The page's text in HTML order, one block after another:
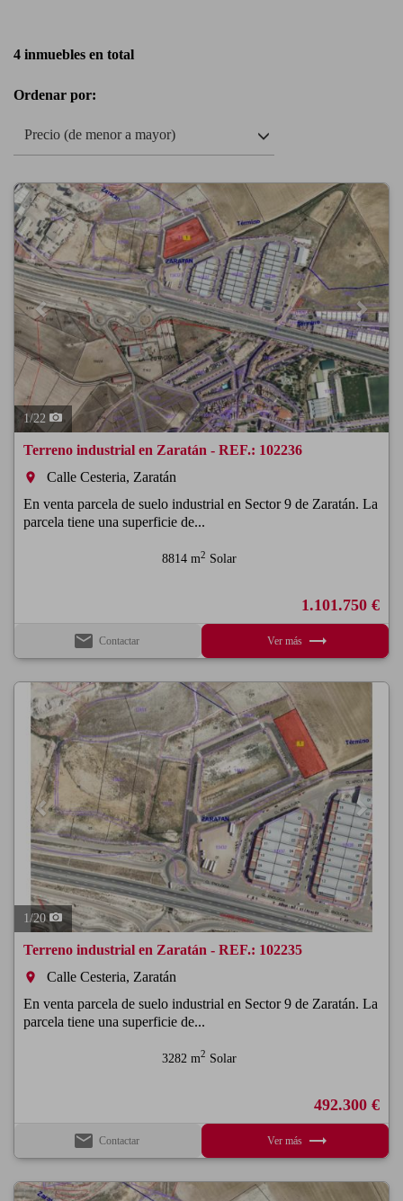
4 inmuebles en total
Ordenar por:
Precio (de menor a mayor)
Previous Next
1/22
Terreno industrial en Zaratán - REF.: 102236
room
Calle Cesteria, Zaratán
En venta parcela de suelo industrial en Sector 9 de Zaratán. La
parcela tiene una superficie de...
8814 m2 Solar
1.101.750 €
email Contactar Ver más trending_flat
Previous Next
1/20
Terreno industrial en Zaratán - REF.: 102235
room
Calle Cesteria, Zaratán
En venta parcela de suelo industrial en Sector 9 de Zaratán. La
parcela tiene una superficie de...
3282 m2 Solar
492.300 €
email Contactar Ver más trending_flat
Previous Next